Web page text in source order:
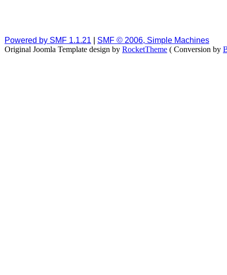
Powered by SMF 1.1.21
SMF © 2006, Simple Machines
Original Joomla Template design by RocketTheme ( Conversion by